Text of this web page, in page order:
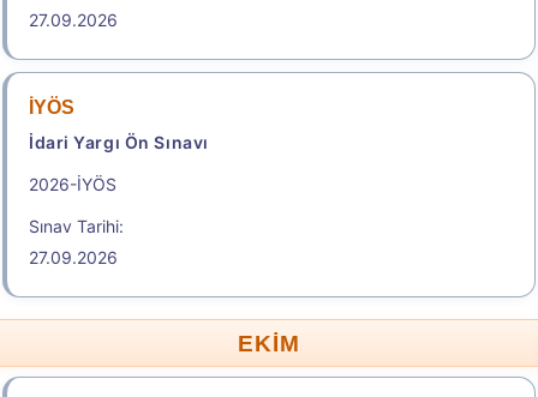
27.09.2026
İYÖS
İdari Yargı Ön Sınavı
2026-İYÖS
Sınav Tarihi:
27.09.2026
EKİM